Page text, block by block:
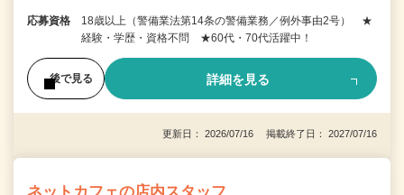
応募資格
18歳以上（警備業法第14条の警備業務／例外事由2号） ★
経験・学歴・資格不問 ★60代・70代活躍中！
後で見る 詳細を見る
更新日： 2026/07/16 掲載終了日： 2027/07/16